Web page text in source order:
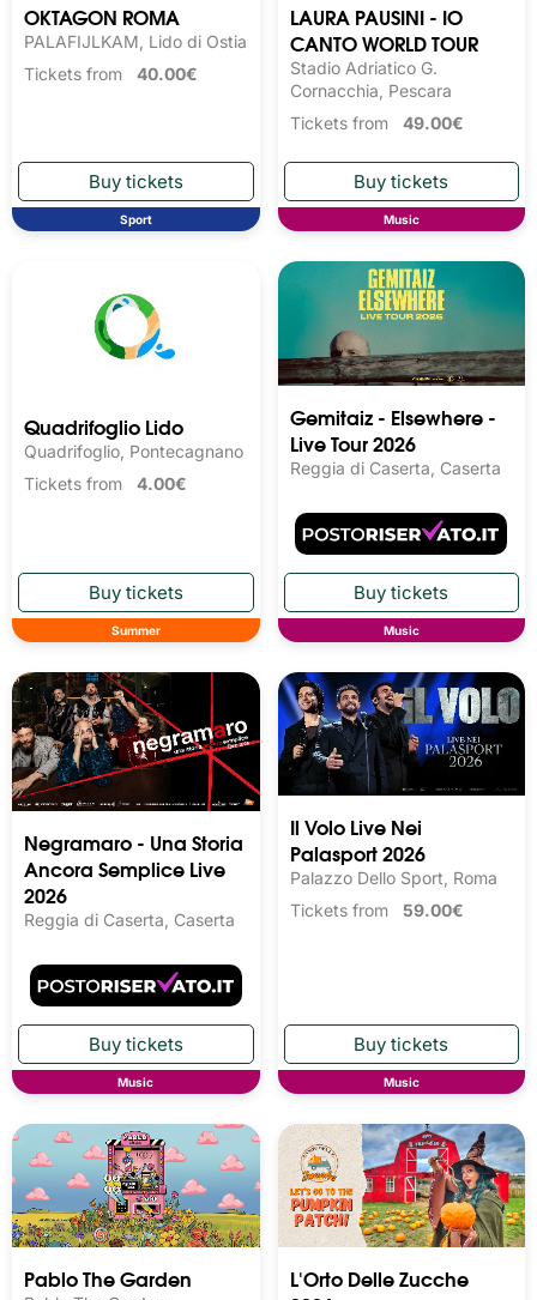
OKTAGON ROMA
PALAFIJLKAM, Lido di Ostia
Tickets from 40.00€
Sport
LAURA PAUSINI - IO
CANTO WORLD TOUR
Stadio Adriatico G.
Cornacchia, Pescara
Tickets from 49.00€
Music
Quadrifoglio Lido
Quadrifoglio, Pontecagnano
Tickets from 4.00€
Summer
Gemitaiz - Elsewhere -
Live Tour 2026
Reggia di Caserta, Caserta
Music
Negramaro - Una Storia
Ancora Semplice Live
2026
Reggia di Caserta, Caserta
Music
Il Volo Live Nei
Palasport 2026
Palazzo Dello Sport, Roma
Tickets from 59.00€
Music
Pablo The Garden
L'Orto Delle Zucche